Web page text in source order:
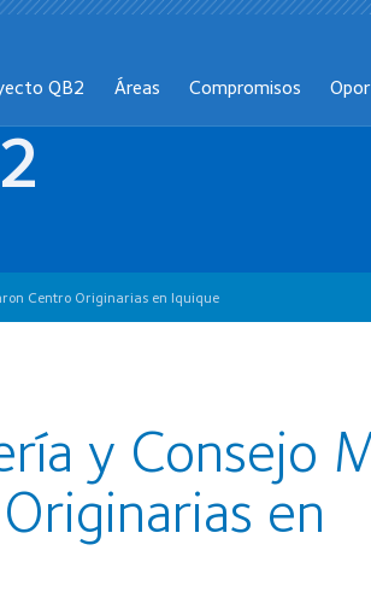
QB2 Áreas Compromisos
Centro Originarias en Iquique
y Consejo
en